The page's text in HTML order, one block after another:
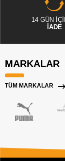
14 GÜN
İADE
MARKALAR
TÜM MARKALAR